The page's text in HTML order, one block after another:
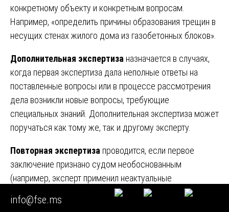
конкретному объекту и конкретным вопросам.
Например, «определить причины образования трещин в
несущих стенах жилого дома из газобетонных блоков».
Дополнительная экспертиза назначается в случаях,
когда первая экспертиза дала неполные ответы на
поставленные вопросы или в процессе рассмотрения
дела возникли новые вопросы, требующие
специальных знаний. Дополнительная экспертиза может
поручаться как тому же, так и другому эксперту.
Повторная экспертиза проводится, если первое
заключение признано судом необоснованным
(например, эксперт применил неактуальные
нормативные документы или использовал
некорректные методики). Повторная экспертиза
info@fse.ms